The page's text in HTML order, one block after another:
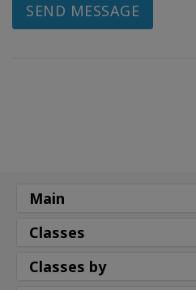
SEND MESSAGE
Main
Classes
Classes by